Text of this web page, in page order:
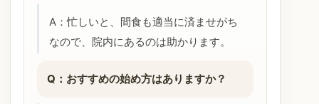
A：忙しいと、間食も適当に済ませがち
なので、院内にあるのは助かります。
Q：おすすめの始め方はありますか？